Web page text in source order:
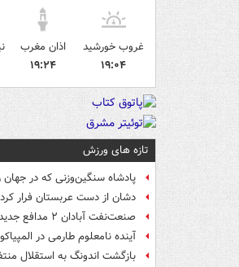
غروب خورشید
۱۹:۰۴
اذان مغرب
۱۹:۲۴
تازه های ورزش
پادشاه سنگین‌وزنی که در جهان
دشان از دست عربستان فرار کرد
صنعت‌نفت آبادان ۲ مدافع جدید جذب کرد
آینده نامعلوم طارمی در
بازگشت اندونگ به استقلال